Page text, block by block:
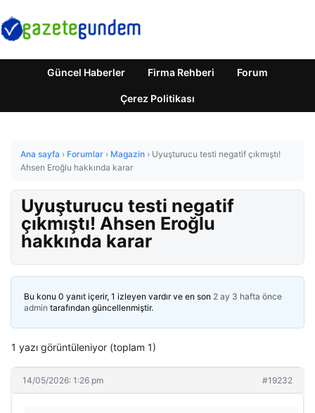
Güncel Haberler Firma Rehberi Forum
Çerez Politikası
Ana sayfa › Forumlar › Magazin › Uyuşturucu testi negatif çıkmıştı!
Ahsen Eroğlu hakkında karar
Uyuşturucu testi negatif
çıkmıştı! Ahsen Eroğlu
hakkında karar
Bu konu 0 yanıt içerir, 1 izleyen vardır ve en son 2 ay 3 hafta önce
admin tarafından güncellenmiştir.
1 yazı görüntüleniyor (toplam 1)
14/05/2026: 1:26 pm #19232